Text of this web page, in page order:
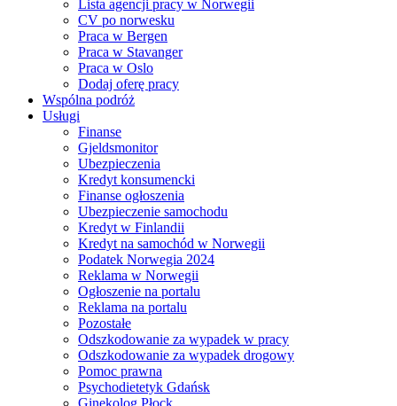
Lista agencji pracy w Norwegii
CV po norwesku
Praca w Bergen
Praca w Stavanger
Praca w Oslo
Dodaj oferę pracy
Wspólna podróż
Usługi
Finanse
Gjeldsmonitor
Ubezpieczenia
Kredyt konsumencki
Finanse ogłoszenia
Ubezpieczenie samochodu
Kredyt w Finlandii
Kredyt na samochód w Norwegii
Podatek Norwegia 2024
Reklama w Norwegii
Ogłoszenie na portalu
Reklama na portalu
Pozostałe
Odszkodowanie za wypadek w pracy
Odszkodowanie za wypadek drogowy
Pomoc prawna
Psychodietetyk Gdańsk
Ginekolog Płock